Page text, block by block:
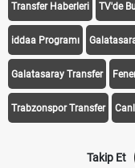
iddaa Canlı Skor Puan
Transfer Haberleri TV'de
iddaa Programı
Galatasaray Transfer